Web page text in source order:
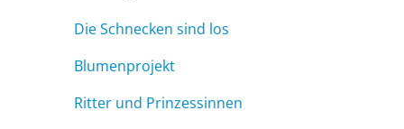
Die Schnecken sind los
Blumenprojekt
Ritter und Prinzessinnen